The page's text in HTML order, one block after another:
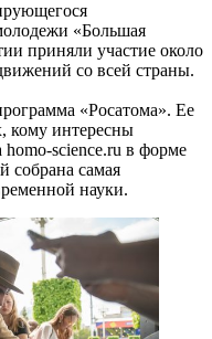
«Большая
приняли участие около
со всей страны.
«Росатома». Ее
кому интересны
science.ru в форме
собрана самая
науки.